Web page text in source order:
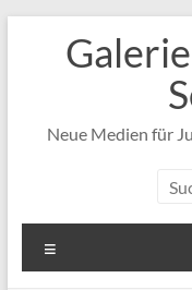
springen
Neue Medien für